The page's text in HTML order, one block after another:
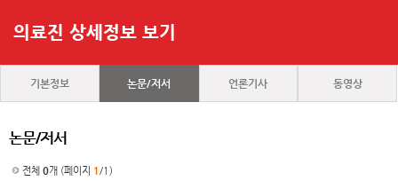
의료진 상세정보 보기
기본정보 논문/저서 언론기사 동영상
논문/저서
전체 0개 (페이지 1/1)